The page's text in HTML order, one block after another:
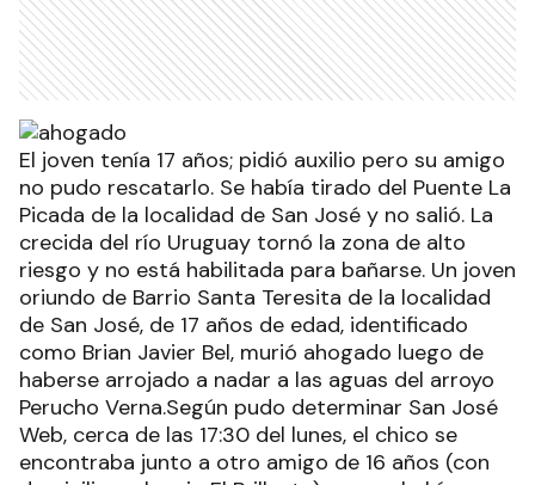
El joven tenía 17 años; pidió auxilio pero su amigo
no pudo rescatarlo. Se había tirado del Puente La
Picada de la localidad de San José y no salió. La
crecida del río Uruguay tornó la zona de alto
riesgo y no está habilitada para bañarse. Un joven
oriundo de Barrio Santa Teresita de la localidad
de San José, de 17 años de edad, identificado
como Brian Javier Bel, murió ahogado luego de
haberse arrojado a nadar a las aguas del arroyo
Perucho Verna.Según pudo determinar San José
Web, cerca de las 17:30 del lunes, el chico se
encontraba junto a otro amigo de 16 años (con